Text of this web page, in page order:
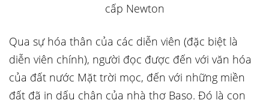
cấp Newton
Qua sự hóa thân của các diễn viên (đặc biệt là
diễn viên chính), người đọc được đến với văn hóa
của đất nước Mặt trời mọc, đến với những miền
đất đã in dấu chân của nhà thơ Baso. Đó là con